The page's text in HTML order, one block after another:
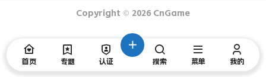
Copyright © 2026 CnGame
首页 专题 认证 搜索 菜单 我的